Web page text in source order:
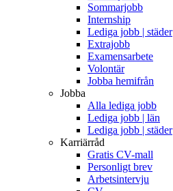
Sommarjobb
Internship
Lediga jobb | städer
Extrajobb
Examensarbete
Volontär
Jobba hemifrån
Jobba
Alla lediga jobb
Lediga jobb | län
Lediga jobb | städer
Karriärråd
Gratis CV-mall
Personligt brev
Arbetsintervju